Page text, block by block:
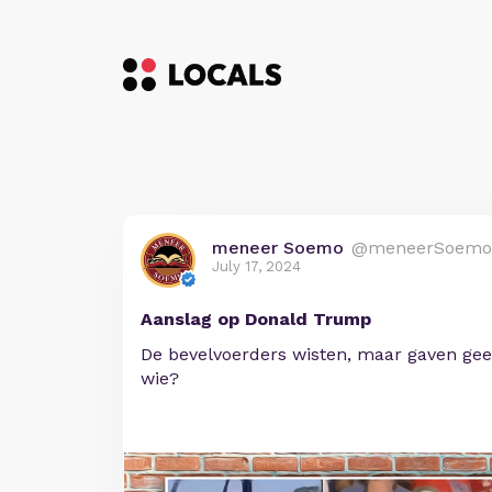
meneer Soemo @meneerSoemo
July 17, 2024
Aanslag op Donald Trump
De bevelvoerders wisten, maar gaven
wie?